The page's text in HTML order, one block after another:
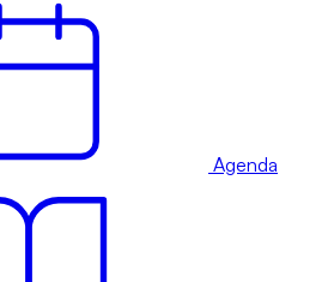
Agenda